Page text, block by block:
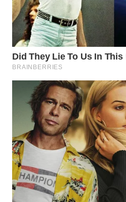
GORONTALO
WN
SULUT
WN
MALUKU
WN
MALUT
WN
DAIRI
WN
DANAU